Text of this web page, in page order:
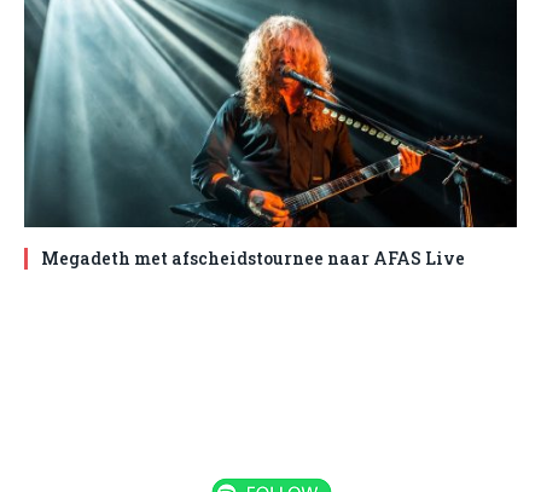
Megadeth met afscheidstournee naar AFAS Live